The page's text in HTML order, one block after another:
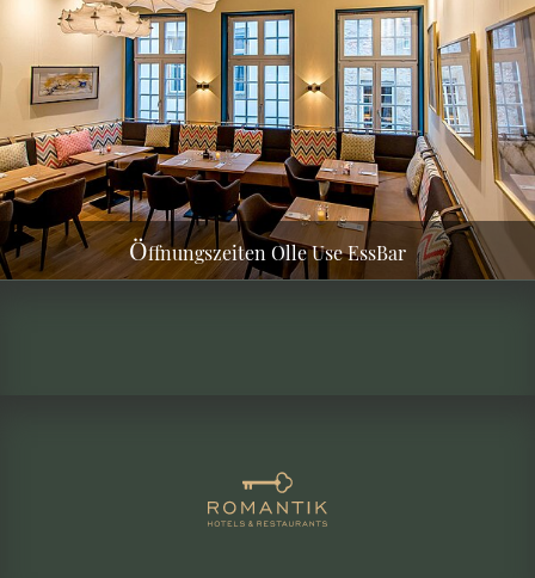
Öffnungszeiten Olle Use EssBar
Dienstag - Samstag
ab 17.00 Uhr